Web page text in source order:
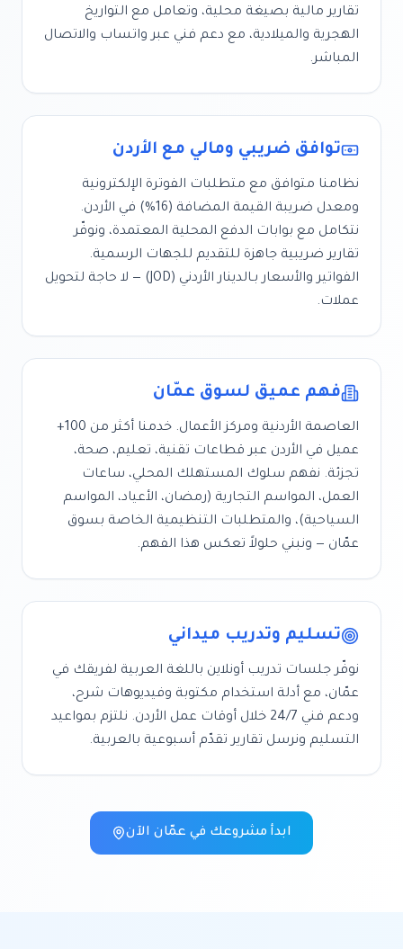
تقارير مالية بصيغة محلية، وتعامل مع التواريخ
الهجرية والميلادية، مع دعم فني عبر واتساب والاتصال
المباشر.
توافق ضريبي ومالي مع الأردن
نظامنا متوافق مع متطلبات الفوترة الإلكترونية
ومعدل ضريبة القيمة المضافة (16% ) في الأردن.
نتكامل مع بوابات الدفع المحلية المعتمدة، ونوفّر
تقارير ضريبية جاهزة للتقديم للجهات الرسمية.
الفواتير والأسعار بـالدينار الأردني (
JOD) — لا حاجة لتحويل
عملات.
فهم عميق لسوق عمّان
العاصمة الأردنية ومركز الأعمال. خدمنا أكثر من 100+
عميل في الأردن عبر قطاعات تقنية، تعليم، صحة،
تجزئة. نفهم سلوك المستهلك المحلي، ساعات
العمل، المواسم التجارية (رمضان، الأعياد، المواسم
السياحية)، والمتطلبات التنظيمية الخاصة بسوق
عمّان — ونبني حلولاً تعكس هذا الفهم.
تسليم وتدريب ميداني
نوفّر جلسات تدريب أونلاين باللغة العربية لفريقك في
عمّان، مع أدلة استخدام مكتوبة وفيديوهات شرح،
ودعم فني 24/7 خلال أوقات عمل
الأردن. نلتزم بمواعيد
التسليم ونرسل تقارير تقدّم أسبوعية بالعربية.
ابدأ مشروعك في عمّان الآن